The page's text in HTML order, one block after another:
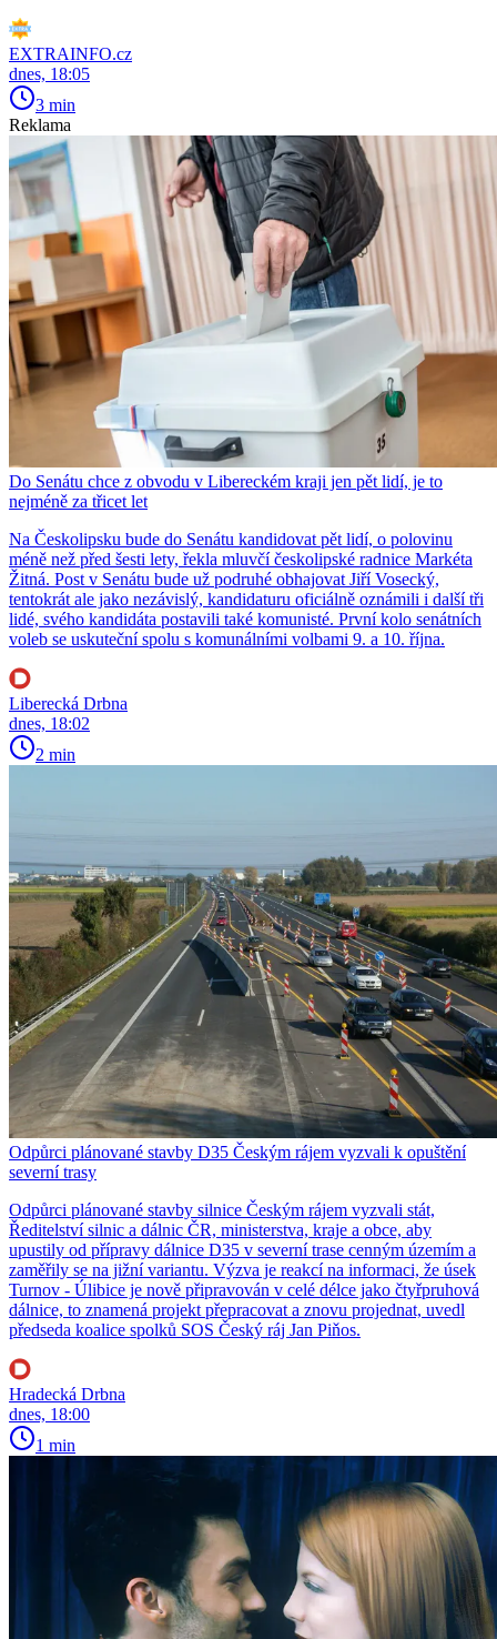
EXTRAINFO.cz
dnes, 18:05
3 min
Reklama
Do Senátu chce z obvodu v Libereckém kraji jen pět lidí, je to
nejméně za třicet let
Na Českolipsku bude do Senátu kandidovat pět lidí, o polovinu
méně než před šesti lety, řekla mluvčí českolipské radnice Markéta
Žitná. Post v Senátu bude už podruhé obhajovat Jiří Vosecký,
tentokrát ale jako nezávislý, kandidaturu oficiálně oznámili i další tři
lidé, svého kandidáta postavili také komunisté. První kolo senátních
voleb se uskuteční spolu s komunálními volbami 9. a 10. října.
Liberecká Drbna
dnes, 18:02
2 min
Odpůrci plánované stavby D35 Českým rájem vyzvali k opuštění
severní trasy
Odpůrci plánované stavby silnice Českým rájem vyzvali stát,
Ředitelství silnic a dálnic ČR, ministerstva, kraje a obce, aby
upustily od přípravy dálnice D35 v severní trase cenným územím a
zaměřily se na jižní variantu. Výzva je reakcí na informaci, že úsek
Turnov - Úlibice je nově připravován v celé délce jako čtyřpruhová
dálnice, to znamená projekt přepracovat a znovu projednat, uvedl
předseda koalice spolků SOS Český ráj Jan Piňos.
Hradecká Drbna
dnes, 18:00
1 min